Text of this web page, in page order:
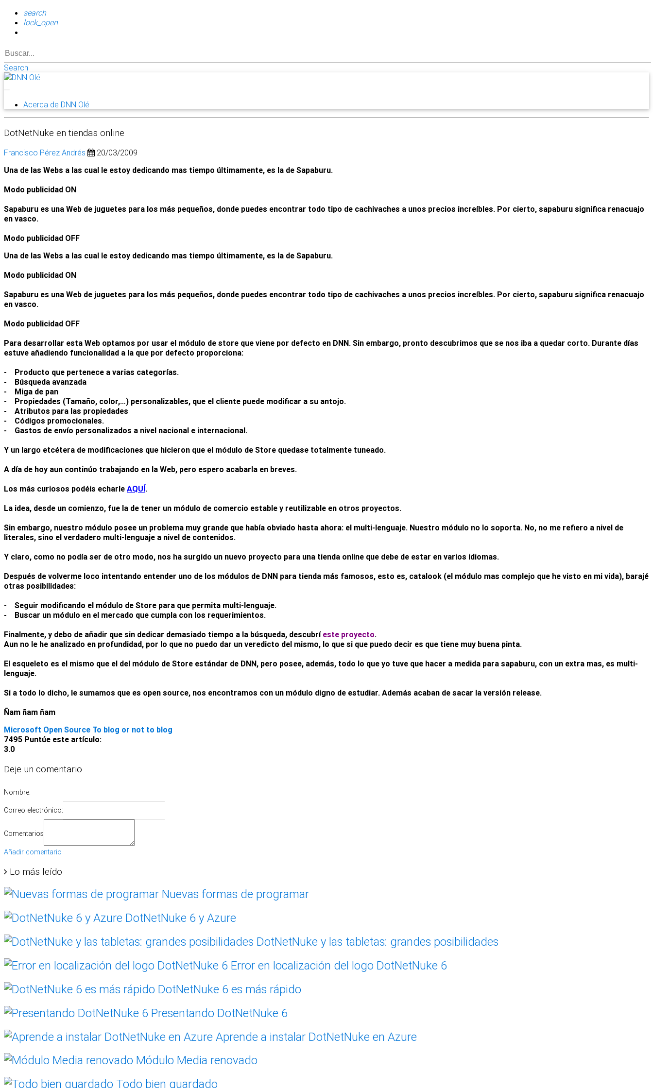
search
lock_open
Search
Acerca de DNN Olé
DotNetNuke en tiendas online
Francisco Pérez Andrés
20/03/2009
Una de las Webs a las cual le estoy dedicando mas tiempo últimamente, es la de Sapaburu.
Modo publicidad ON
Sapaburu es una Web de juguetes para los más pequeños, donde puedes encontrar todo tipo de cachivaches a unos precios increíbles. Por cierto, sapaburu significa renacuajo
en vasco.
Modo publicidad OFF
Una de las Webs a las cual le estoy dedicando mas tiempo últimamente, es la de Sapaburu.
Modo publicidad ON
Sapaburu es una Web de juguetes para los más pequeños, donde puedes encontrar todo tipo de cachivaches a unos precios increíbles. Por cierto, sapaburu significa renacuajo
en vasco.
Modo publicidad OFF
Para desarrollar esta Web optamos por usar el módulo de store que viene por defecto en DNN. Sin embargo, pronto descubrimos que se nos iba a quedar corto. Durante días
estuve añadiendo funcionalidad a la que por defecto proporciona:
- Producto que pertenece a varias categorías.
- Búsqueda avanzada
- Miga de pan
- Propiedades (Tamaño, color,…) personalizables, que el cliente puede modificar a su antojo.
- Atributos para las propiedades
- Códigos promocionales.
- Gastos de envío personalizados a nivel nacional e internacional.
Y un largo etcétera de modificaciones que hicieron que el módulo de Store quedase totalmente tuneado.
A día de hoy aun continúo trabajando en la Web, pero espero acabarla en breves.
Los más curiosos podéis echarle AQUÍ.
La idea, desde un comienzo, fue la de tener un módulo de comercio estable y reutilizable en otros proyectos.
Sin embargo, nuestro módulo posee un problema muy grande que había obviado hasta ahora: el multi-lenguaje. Nuestro módulo no lo soporta. No, no me refiero a nivel de
literales, sino el verdadero multi-lenguaje a nivel de contenidos.
Y claro, como no podía ser de otro modo, nos ha surgido un nuevo proyecto para una tienda online que debe de estar en varios idiomas.
Después de volverme loco intentando entender uno de los módulos de DNN para tienda más famosos, esto es, catalook (el módulo mas complejo que he visto en mi vida), barajé
otras posibilidades:
- Seguir modificando el módulo de Store para que permita multi-lenguaje.
- Buscar un módulo en el mercado que cumpla con los requerimientos.
Finalmente, y debo de añadir que sin dedicar demasiado tiempo a la búsqueda, descubrí este proyecto.
Aun no le he analizado en profundidad, por lo que no puedo dar un veredicto del mismo, lo que si que puedo decir es que tiene muy buena pinta.
El esqueleto es el mismo que el del módulo de Store estándar de DNN, pero posee, además, todo lo que yo tuve que hacer a medida para sapaburu, con un extra mas, es multi-
lenguaje.
Si a todo lo dicho, le sumamos que es open source, nos encontramos con un módulo digno de estudiar. Además acaban de sacar la versión release.
Ñam ñam ñam
Microsoft Open Source To blog or not to blog
7495 Puntúe este artículo:
3.0
Deje un comentario
Nombre:
Correo electrónico:
Comentarios
Añadir comentario
Lo más leído
Nuevas formas de programar
DotNetNuke 6 y Azure
DotNetNuke y las tabletas: grandes posibilidades
Error en localización del logo DotNetNuke 6
DotNetNuke 6 es más rápido
Presentando DotNetNuke 6
Aprende a instalar DotNetNuke en Azure
Módulo Media renovado
Todo bien guardado